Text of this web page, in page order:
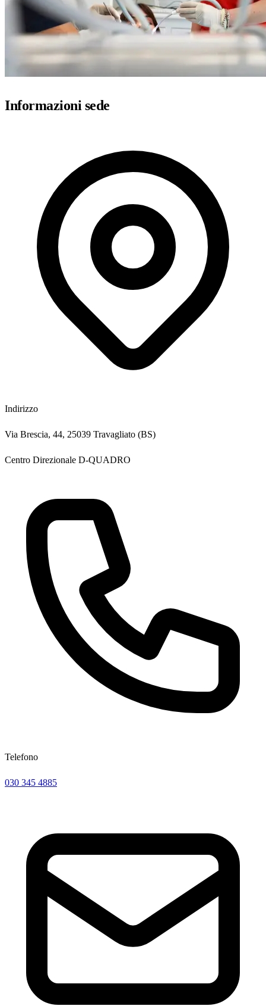
Informazioni sede
Indirizzo
Via Brescia, 44, 25039 Travagliato (BS)
Centro Direzionale D-QUADRO
Telefono
030 345 4885